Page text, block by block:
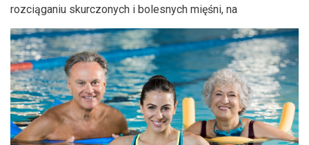
rozciąganiu skurczonych i bolesnych mięśni, na